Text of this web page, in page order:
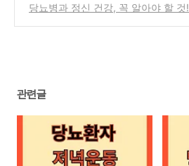
당뇨병과 정신 건강, 꼭 알아야 할 것!
관련글